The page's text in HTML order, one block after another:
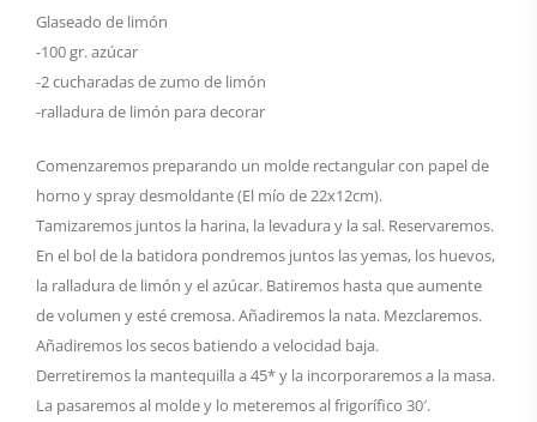
Glaseado de limón
-100 gr. azúcar
-2 cucharadas de zumo de limón
-ralladura de limón para decorar
Comenzaremos preparando un molde rectangular con papel de
horno y spray desmoldante (El mío de 22x12cm).
Tamizaremos juntos la harina, la levadura y la sal. Reservaremos.
En el bol de la batidora pondremos juntos las yemas, los huevos,
la ralladura de limón y el azúcar. Batiremos hasta que aumente
de volumen y esté cremosa. Añadiremos la nata. Mezclaremos.
Añadiremos los secos batiendo a velocidad baja.
Derretiremos la mantequilla a 45* y la incorporaremos a la masa.
La pasaremos al molde y lo meteremos al frigorífico 30′.